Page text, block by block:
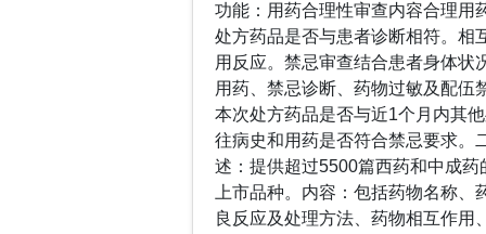
功能：用药合理性审查内容合理用
处方药品是否与患者诊断相符。相
用反应。禁忌审查结合患者身体状
用药、禁忌诊断、药物过敏及配伍
本次处方药品是否与近1个月内其
往病史和用药是否符合禁忌要求。
述：提供超过5500篇西药和中成
上市品种。内容：包括药物名称
良反应及处理方法、药物相互作用